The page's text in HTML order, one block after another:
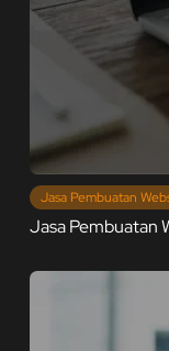
Jasa Pembuatan
Jasa Pembuatan